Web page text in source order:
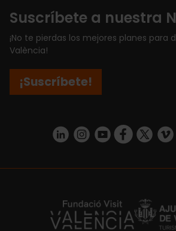
Suscríbete a nuestra
¡No te pierdas los mejores planes para
València!
¡Suscríbete!
https://www.linkedin.com/company/turismo-valencia/mycompany/
https://https://https://https://
https://